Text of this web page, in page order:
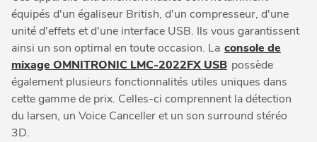
équipés d'un égaliseur British, d'un compresseur, d'une
unité d'effets et d'une interface USB. Ils vous garantissent
ainsi un son optimal en toute occasion. La console de
mixage OMNITRONIC LMC-2022FX USB possède
également plusieurs fonctionnalités utiles uniques dans
cette gamme de prix. Celles-ci comprennent la détection
du larsen, un Voice Canceller et un son surround stéréo
3D.